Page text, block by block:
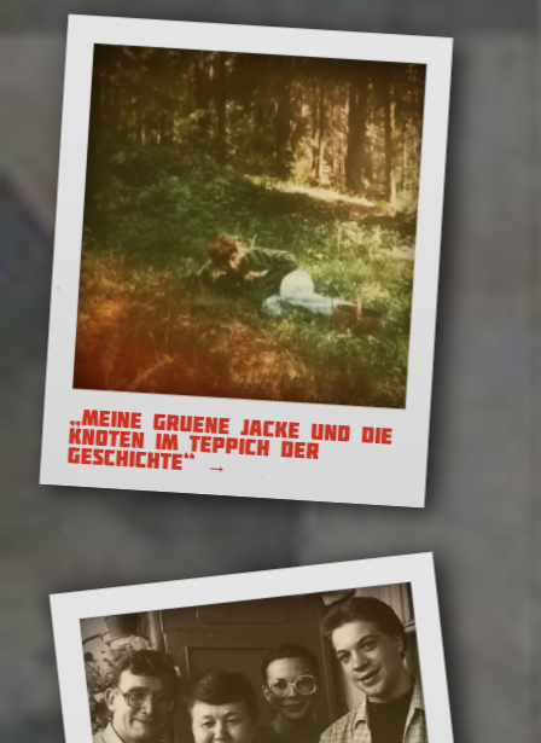
Der Winterkrieg 1939/1940
(post)sowjetische
Tagebücher aus dem Winter
1991/92
„MEINE GRUENE JACKE UND DIE KNOTEN IM TEPPICH DER
GESCHICHTE“ →